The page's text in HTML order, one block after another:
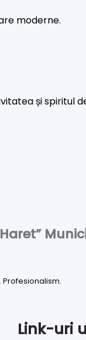
moderne.
și spiritul
Profesionalism.
Link-uri